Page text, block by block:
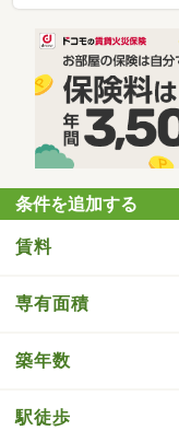
条件を追加する
賃料
専有面積
築年数
駅徒歩